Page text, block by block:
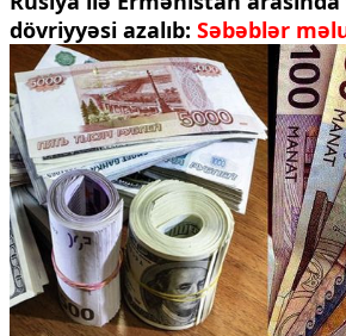
dövriyyəsi azalıb: Səbəblər